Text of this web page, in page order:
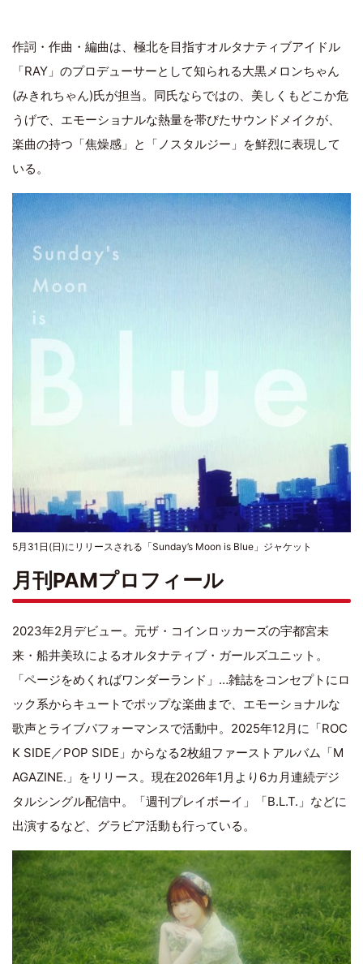
作詞・作曲・編曲は、極北を目指すオルタナティブアイドル
「RAY」のプロデューサーとして知られる大黒メロンちゃん
(みきれちゃん)氏が担当。同氏ならではの、美しくもどこか危
うげで、エモーショナルな熱量を帯びたサウンドメイクが、
楽曲の持つ「焦燥感」と「ノスタルジー」を鮮烈に表現して
いる。
5月31日(日)にリリースされる「Sunday’s Moon is Blue」ジャケット
月刊PAMプロフィール
2023年2月デビュー。元ザ・コインロッカーズの宇都宮未
来・船井美玖によるオルタナティブ・ガールズユニット。
「ページをめくればワンダーランド」…雑誌をコンセプトにロ
ック系からキュートでポップな楽曲まで、エモーショナルな
歌声とライブパフォーマンスで活動中。2025年12月に「ROC
K SIDE／POP SIDE」からなる2枚組ファーストアルバム「M
AGAZINE.」をリリース。現在2026年1月より6カ月連続デジ
タルシングル配信中。「週刊プレイボーイ」「B.L.T.」などに
出演するなど、グラビア活動も行っている。